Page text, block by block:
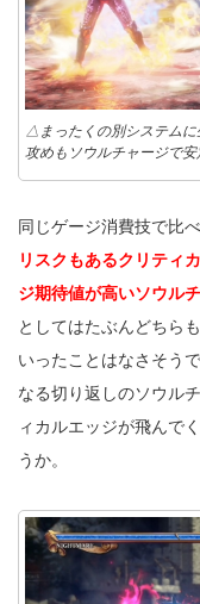
△まったくの別システムに
攻めもソウルチャージで安
同じゲージ消費技で比べ
リスクもあるクリティ
ジ期待値が高いソウル
としてはたぶんどちら
いったことはなさそう
なる切り返しのソウル
ィカルエッジが飛んで
うか。